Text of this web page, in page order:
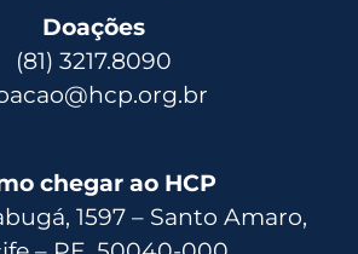
Doações
(81) 3217.8090
chegar ao HCP
1597 – Santo Amaro,